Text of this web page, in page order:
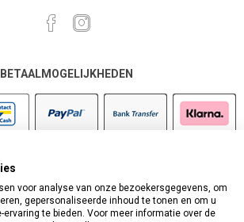
BETAALMOGELIJKHEDEN
voor analyse van onze bezoekersgegevens, om
gepersonaliseerde inhoud te tonen en om u
te bieden. Voor meer informatie over de